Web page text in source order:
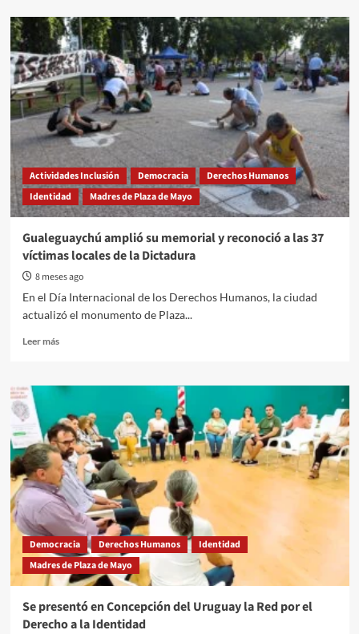
Alerta:
un
DNU
que
avanza
sobre
la
democracia
Actividades Inclusión Democracia
Derechos Humanos
Identidad
Madres de Plaza de Mayo
Gualeguaychú amplió su memorial y reconoció a las 37
víctimas locales de la Dictadura
8 meses ago
En el Día Internacional de los Derechos Humanos, la ciudad
actualizó el monumento de Plaza...
Leer másRead
Gualeguaychú
su
memorial
y
reconoció
a
las
37
víctimas
locales
de
la
Dictadura
Democracia Derechos Humanos
Identidad
Madres de Plaza de Mayo
Se presentó en Concepción del Uruguay la Red por el
Derecho a la Identidad